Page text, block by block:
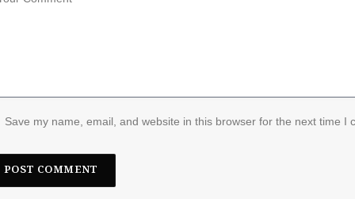
Save my name, email, and website in this browser for the next time I